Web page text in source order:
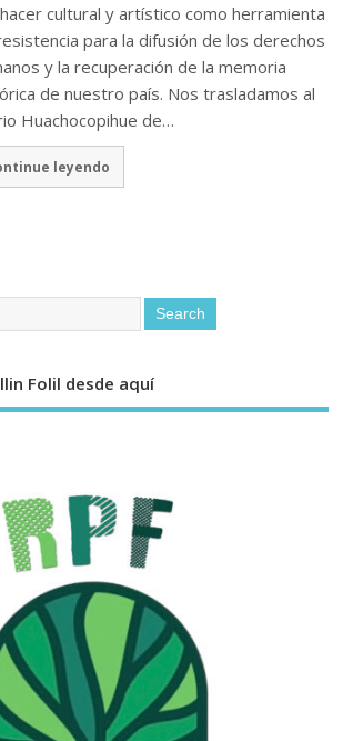
cultural y artístico como herramienta
para la difusión de los derechos
y la recuperación de la memoria
de nuestro país. Nos trasladamos al
Huachocopihue de…
leyendo
Folil desde aquí